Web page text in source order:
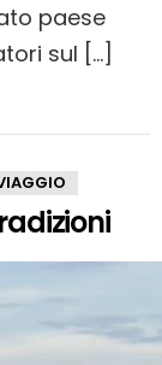
paese
sul […]